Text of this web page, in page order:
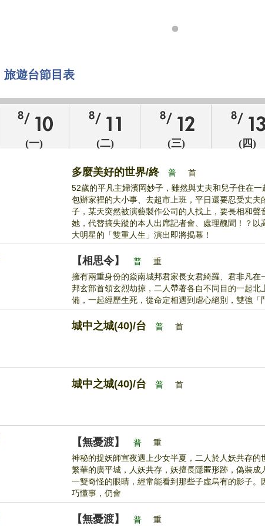
旅遊台節目表
(一) (二) (三) (四)
多麼美好的世界/終 普
首
52歲的平凡主婦濱岡妙子，雖然與丈夫和兒子住在
包辦家裡的大小事、去超市上班，平日還要忍受丈
子，某天突然被演藝製作公司的人找上，要長相和聲
她，代替搞失蹤的本人出席記者會、處理醜聞！？
大明星的「雙重人生」演出即將揭幕！
【相思令】 普
重
擁有兩重身份的焱南城邦君家長女君綺羅、君非凡
邦玄部首領玄烈劫掠，二人帶著各自不同目的一起
備，一起經歷生死，從命定相遇到虐心絕別，雙強「
城中之城(40)/台 普 首
城中之城(40)/台 普 首
【無憂渡】 普
重
神秘的捉妖師宣夜遇上少女半夏，二人於人妖共存的
繁華的廣平城，人妖共存，妖擅長隱匿形跡，偽裝
一雙奇怪的眼睛，經常能看到那些子虛烏有的影子
巧懂事，仍會
【無憂渡】 普 重